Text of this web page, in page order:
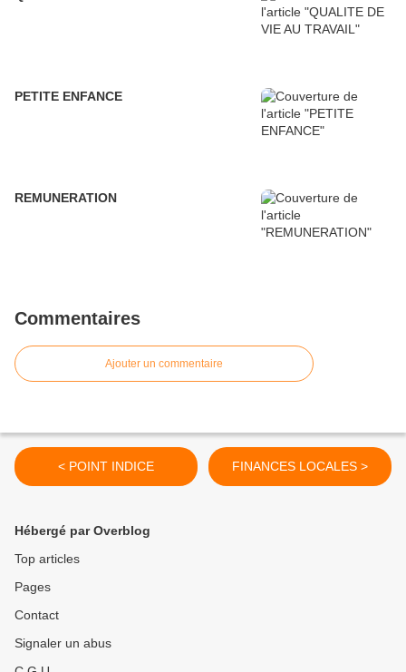
PETITE ENFANCE
REMUNERATION
Commentaires
Ajouter un commentaire
< POINT INDICE FINANCES LOCALES >
Hébergé par Overblog
Top articles
Pages
Contact
Signaler un abus